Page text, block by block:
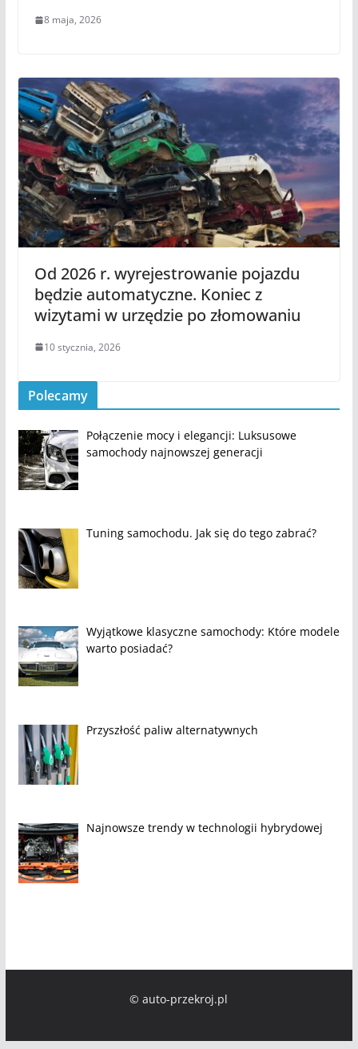
8 maja, 2026
Od 2026 r. wyrejestrowanie pojazdu
będzie automatyczne. Koniec z
wizytami w urzędzie po złomowaniu
10 stycznia, 2026
Polecamy
Połączenie mocy i elegancji: Luksusowe
samochody najnowszej generacji
Tuning samochodu. Jak się do tego zabrać?
Wyjątkowe klasyczne samochody: Które modele
warto posiadać?
Przyszłość paliw alternatywnych
Najnowsze trendy w technologii hybrydowej
© auto-przekroj.pl